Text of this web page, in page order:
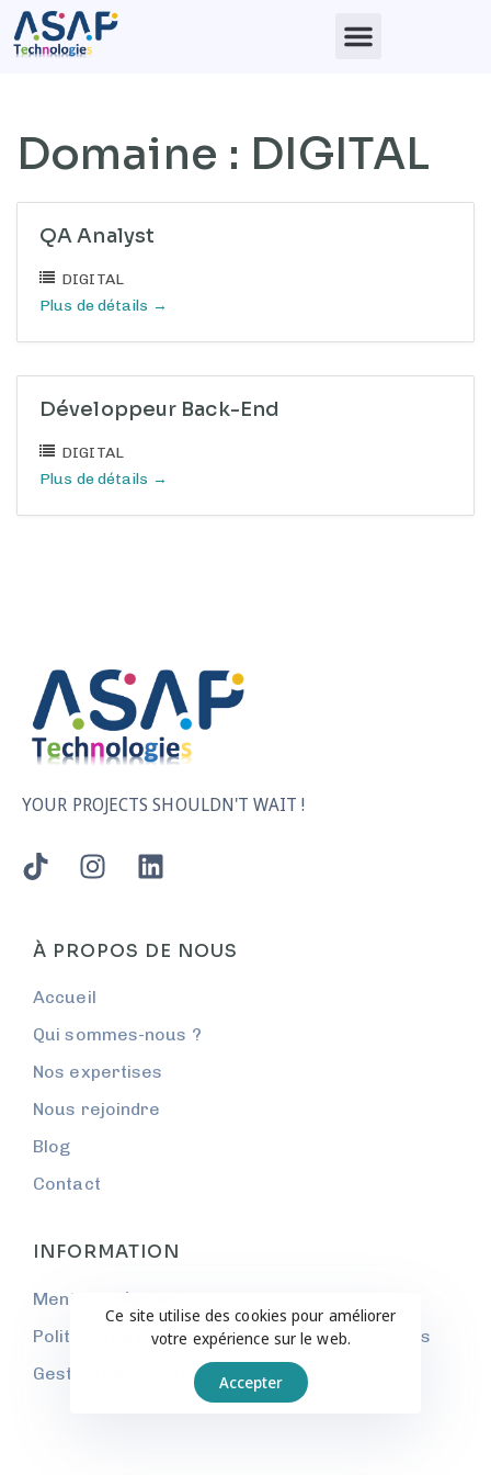
Domaine : DIGITAL
QA Analyst
DIGITAL
Plus de détails
Développeur Back-End
DIGITAL
Plus de détails
YOUR PROJECTS SHOULDN'T WAIT !
À PROPOS DE NOUS
Accueil
Qui sommes-nous ?
Nos expertises
Nous rejoindre
Blog
Contact
INFORMATION
Mentions légales
Politique de gestion des données personnelles
Gestion des cookies
Ce site utilise des cookies pour améliorer
votre expérience sur le web.
Accepter